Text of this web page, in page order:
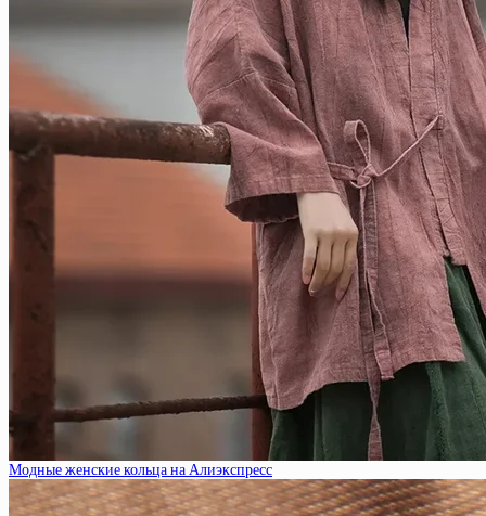
Модные женские кольца на Алиэкспресс